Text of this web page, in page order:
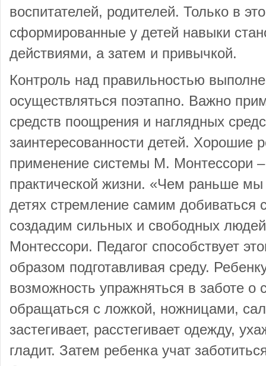
воспитателей, родителей. Только в
сформированные у детей навыки
действиями, а затем и привычкой.
Контроль над правильностью
осуществляться поэтапно. Важно
средств поощрения и наглядных
заинтересованности детей. Хорошие
применение системы М. Монтессори
практической жизни. «Чем раньше
детях стремление самим добиваться
создадим сильных и свободных
Монтессори. Педагог способствует
образом подготавливая среду.
возможность упражняться в заботе
обращаться с ложкой, ножницами,
застегивает, расстегивает одежду,
гладит. Затем ребенка учат